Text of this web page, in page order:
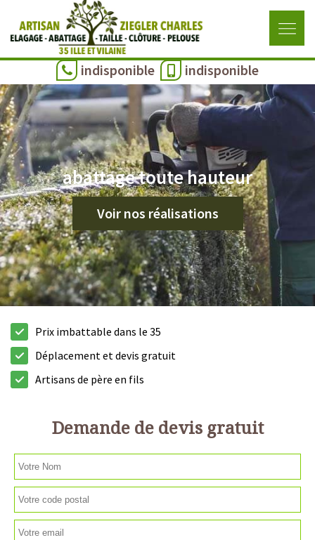
indisponible indisponible
abattage toute hauteur
Voir nos réalisations
Prix imbattable dans le 35
Déplacement et devis gratuit
Artisans de père en fils
Demande de devis gratuit